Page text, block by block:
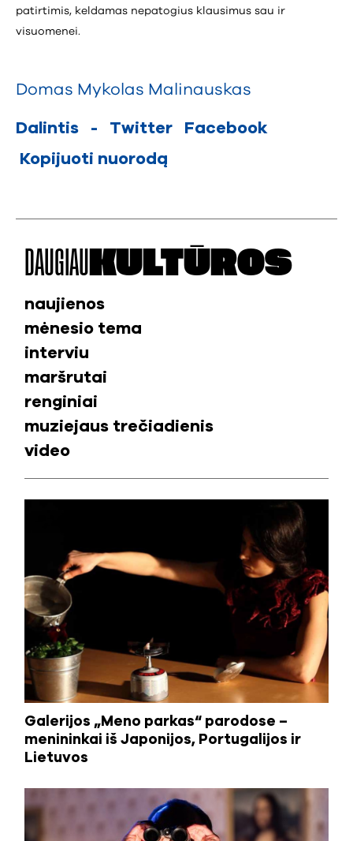
patirtimis, keldamas nepatogius klausimus sau ir
visuomenei.
Domas Mykolas Malinauskas
Dalintis - Twitter
Facebook
Kopijuoti nuorodą
DAUGIAU KULTŪROS
Galerijos „Meno parkas“ parodose –
menininkai iš Japonijos, Portugalijos ir
Lietuvos
naujienos
mėnesio tema
interviu
maršrutai
renginiai
muziejaus trečiadienis
video